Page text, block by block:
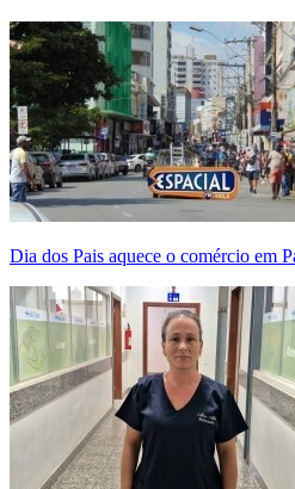
Dia dos Pais aquece o comércio em